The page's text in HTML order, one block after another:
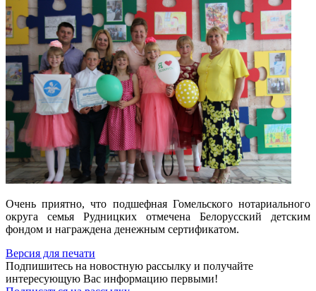
Очень приятно, что подшефная Гомельского нотариального
округа семья Рудницких отмечена Белорусский детским
фондом и награждена денежным сертификатом.
Версия для печати
Подпишитесь на новостную рассылку и получайте
интересующую Вас информацию первыми!